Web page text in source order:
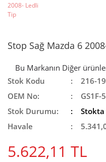
Stop Sağ Mazda 6
Bu Markanın Diğer
Stok Kodu
216-
OEM No:
GS1F-
Stok Durumu:
Stokta
Havale
5.622,11 TL